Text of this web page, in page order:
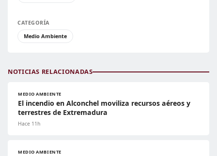
CATEGORÍA
Medio Ambiente
NOTICIAS RELACIONADAS
MEDIO AMBIENTE
El incendio en Alconchel moviliza recursos aéreos y
terrestres de Extremadura
Hace 11h
MEDIO AMBIENTE